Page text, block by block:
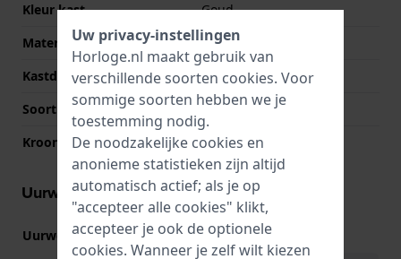
Kleur kast
Goud
Materiaal kastdeksel
Roestvrij staal
Kastdeksel
Klikkast
Soort glas
Mineraal
Kroon
Trek kroon
Uurwerk informatie
Uurwerk nr. VJ21(Bekijk specificaties
Uw privacy-instellingen
Horloge.nl maakt gebruik van
verschillende soorten cookies. Voor
sommige soorten hebben we je
toestemming nodig.
De noodzakelijke cookies en
anonieme statistieken zijn altijd
automatisch actief; als je op
"accepteer alle cookies" klikt,
accepteer je ook de optionele
cookies. Wanneer je zelf wilt kiezen